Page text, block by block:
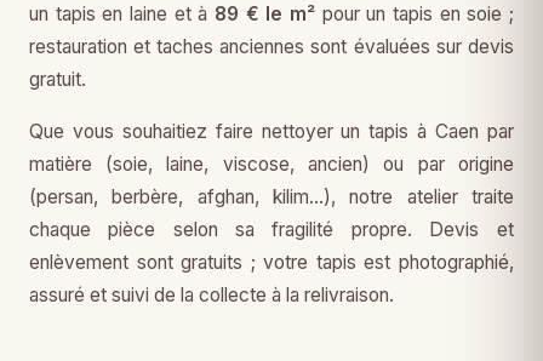
un tapis en laine et à 89 € le m² pour un tapis en soie ;
restauration et taches anciennes sont évaluées sur devis
gratuit.
Que vous souhaitiez faire nettoyer un tapis à Caen par
matière (soie, laine, viscose, ancien) ou par origine
(persan, berbère, afghan, kilim…), notre atelier traite
chaque pièce selon sa fragilité propre. Devis et
enlèvement sont gratuits ; votre tapis est photographié,
assuré et suivi de la collecte à la relivraison.